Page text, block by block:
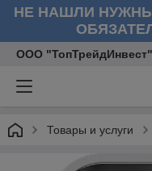
НЕ НАШЛИ
ООО "ТопТрейдИнвест"
Товары и услуги